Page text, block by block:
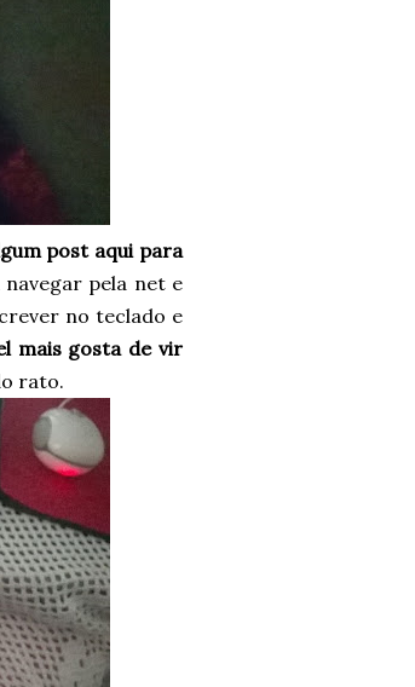
post aqui para
pela net e
no teclado e
mais gosta de vir
rato.